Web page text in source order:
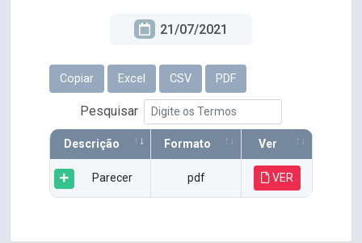
21/07/2021
Copiar Excel CSV PDF
Pesquisar
Descrição Formato Ver
Parecer pdf VER